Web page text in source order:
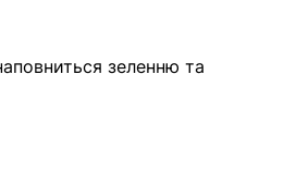
зеленню та